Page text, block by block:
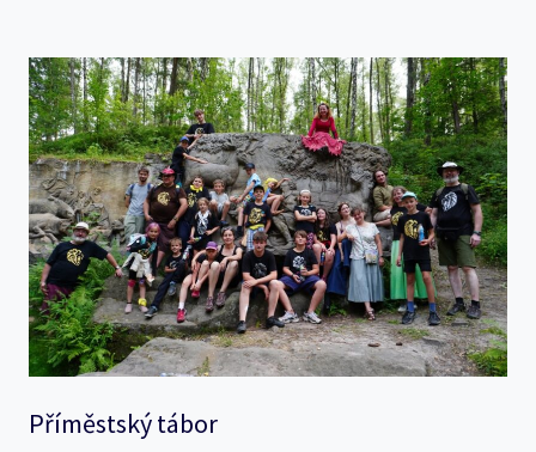
Příměstský tábor